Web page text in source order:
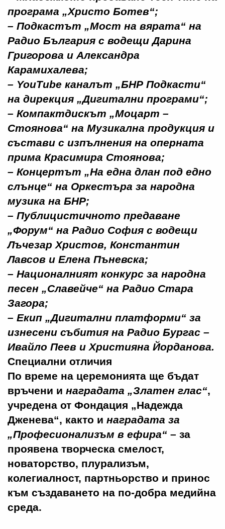
програма „Христо Ботев“;
– Подкастът „Мост на вярата“ на
Радио България с водещи Дарина
Григорова и Александра
Карамихалева;
– YouTube каналът „БНР Подкасти“
на дирекция „Дигитални програми“;
– Компактдискът „Моцарт –
Стоянова“ на Музикална продукция и
състави с изпълнения на оперната
прима Красимира Стоянова;
– Концертът „На една длан под едно
слънце“ на Оркестъра за народна
музика на БНР;
– Публицистичното предаване
„Форум“ на Радио София с водещи
Лъчезар Христов, Константин
Лавсов и Елена Пъневска;
– Националният конкурс за народна
песен „Славейче“ на Радио Стара
Загора;
– Екип „Дигитални платформи“ за
изнесени събития на Радио Бургас –
Ивайло Пеев и Християна Йорданова.
Специални отличия
По време на церемонията ще бъдат
връчени и наградата „Златен глас“,
учредена от Фондация „Надежда
Дженева“, както и наградата за
„Професионализъм в ефира“ – за
проявена творческа смелост,
новаторство, плурализъм,
колегиалност, партньорство и принос
към създаването на по-добра медийна
среда.